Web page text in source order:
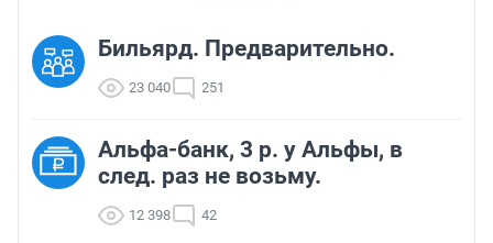
Бильярд. Предварительно.
23 040 251
Альфа-банк, 3 р. у Альфы, в
след. раз не возьму.
12 398 42